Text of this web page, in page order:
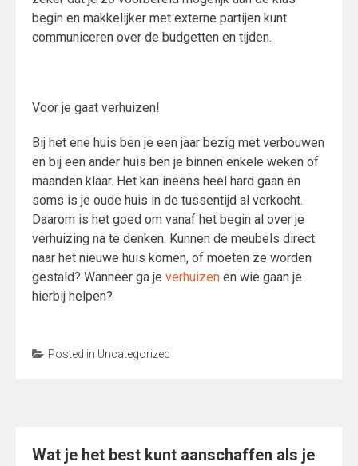
begin en makkelijker met externe partijen kunt
communiceren over de budgetten en tijden.
Voor je gaat verhuizen!
Bij het ene huis ben je een jaar bezig met verbouwen
en bij een ander huis ben je binnen enkele weken of
maanden klaar. Het kan ineens heel hard gaan en
soms is je oude huis in de tussentijd al verkocht.
Daarom is het goed om vanaf het begin al over je
verhuizing na te denken. Kunnen de meubels direct
naar het nieuwe huis komen, of moeten ze worden
gestald? Wanneer ga je verhuizen en wie gaan je
hierbij helpen?
Posted in Uncategorized
Wat je het best kunt aanschaffen als je